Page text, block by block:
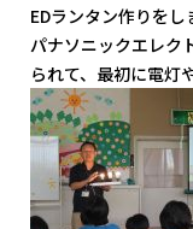
EDランタン作りをし
パナソニックエレク
られて、最初に電灯